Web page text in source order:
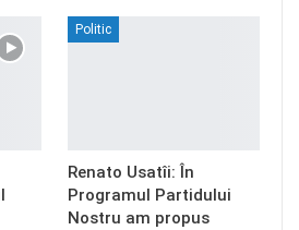
Politic
Renato Usatîi: În
Programul Partidului
Nostru am propus